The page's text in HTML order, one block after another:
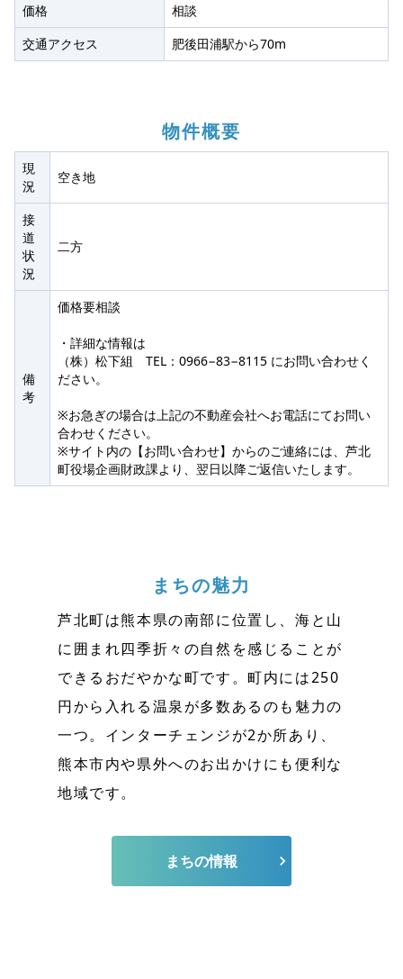
価格
相談
交通アクセス
肥後田浦駅から70m
物件概要
現
況
空き地
接
道
状
況
二方
備
考
価格要相談
・詳細な情報は
（株）松下組 TEL：0966−83−8115 にお問い合わせく
ださい。
※お急ぎの場合は上記の不動産会社へお電話にてお問い
合わせください。
※サイト内の【お問い合わせ】からのご連絡には、芦北
町役場企画財政課より、翌日以降ご返信いたします。
まちの魅力
芦北町は熊本県の南部に位置し、海と山
に囲まれ四季折々の自然を感じることが
できるおだやかな町です。町内には250
円から入れる温泉が多数あるのも魅力の
一つ。インターチェンジが2か所あり、
熊本市内や県外へのお出かけにも便利な
地域です。
まちの情報